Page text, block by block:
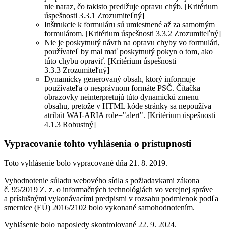
nie naraz, čo takisto predlžuje opravu chýb. [Kritérium
úspešnosti 3.3.1 Zrozumiteľný]
Inštrukcie k formuláru sú umiestnené až za samotným
formulárom. [Kritérium úspešnosti 3.3.2 Zrozumiteľný]
Nie je poskytnutý návrh na opravu chyby vo formulári,
používateľ by mal mať poskytnutý pokyn o tom, ako
túto chybu opraviť. [Kritérium úspešnosti
3.3.3 Zrozumiteľný]
Dynamicky generovaný obsah, ktorý informuje
používateľa o nesprávnom formáte PSČ. Čítačka
obrazovky neinterpretujú túto dynamickú zmenu
obsahu, pretože v HTML kóde stránky sa nepoužíva
atribút WAI-ARIA role="alert". [Kritérium úspešnosti
4.1.3 Robustný]
Vypracovanie tohto vyhlásenia o prístupnosti
Toto vyhlásenie bolo vypracované dňa 21. 8. 2019.
Vyhodnotenie súladu webového sídla s požiadavkami zákona
č. 95/2019 Z. z. o informačných technológiách vo verejnej správe
a príslušnými vykonávacími predpismi v rozsahu podmienok podľa
smernice (EÚ) 2016/2102 bolo vykonané samohodnotením.
Vyhlásenie bolo naposledy skontrolované 22. 9. 2024.